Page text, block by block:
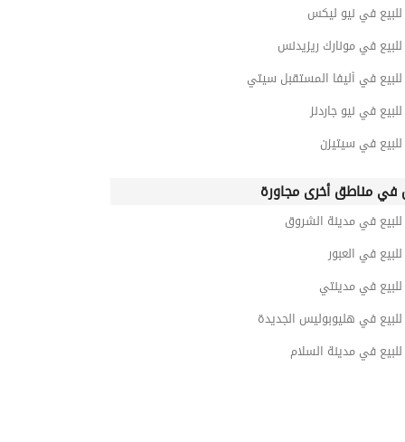
في نيو ليكس
في مونارك ريزيدنس
في أليفا المستقبل سيتي
في نيو جاردنز
في سيتيزن
مناطق أخرى مجاورة
في مدينة الشروق
في العبور
في مدينتي
في هليوبوليس الجديدة
في مدينة السلام